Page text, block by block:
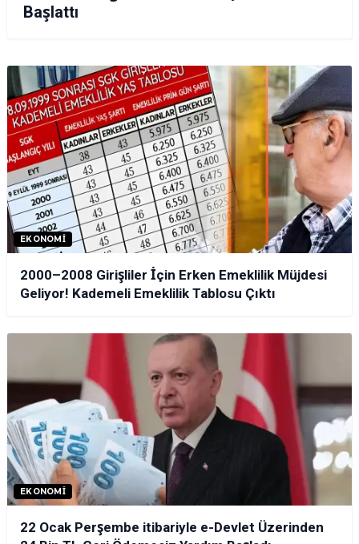
Başlattı
EKONOMI
2000–2008 Girişliler İçin Erken Emeklilik Müjdesi
Geliyor! Kademeli Emeklilik Tablosu Çıktı
EKONOMI
22 Ocak Perşembe itibariyle e-Devlet Üzerinden